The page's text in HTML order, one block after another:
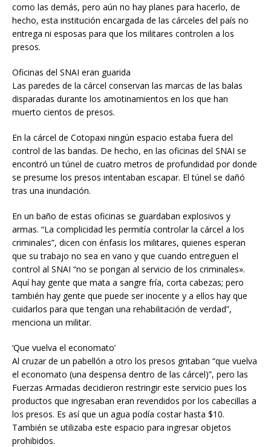
como las demás, pero aún no hay planes para hacerlo, de
hecho, esta institución encargada de las cárceles del país no
entrega ni esposas para que los militares controlen a los
presos.
Oficinas del SNAI eran guarida
Las paredes de la cárcel conservan las marcas de las balas
disparadas durante los amotinamientos en los que han
muerto cientos de presos.
En la cárcel de Cotopaxi ningún espacio estaba fuera del
control de las bandas. De hecho, en las oficinas del SNAI se
encontró un túnel de cuatro metros de profundidad por donde
se presume los presos intentaban escapar. El túnel se dañó
tras una inundación.
En un baño de estas oficinas se guardaban explosivos y
armas. “La complicidad les permitía controlar la cárcel a los
criminales”, dicen con énfasis los militares, quienes esperan
que su trabajo no sea en vano y que cuando entreguen el
control al SNAI “no se pongan al servicio de los criminales».
Aquí hay gente que mata a sangre fría, corta cabezas; pero
también hay gente que puede ser inocente y a ellos hay que
cuidarlos para que tengan una rehabilitación de verdad”,
menciona un militar.
‘Que vuelva el economato’
Al cruzar de un pabellón a otro los presos gritaban “que vuelva
el economato (una despensa dentro de las cárcel)”, pero las
Fuerzas Armadas decidieron restringir este servicio pues los
productos que ingresaban eran revendidos por los cabecillas a
los presos. Es así que un agua podía costar hasta $10.
También se utilizaba este espacio para ingresar objetos
prohibidos.